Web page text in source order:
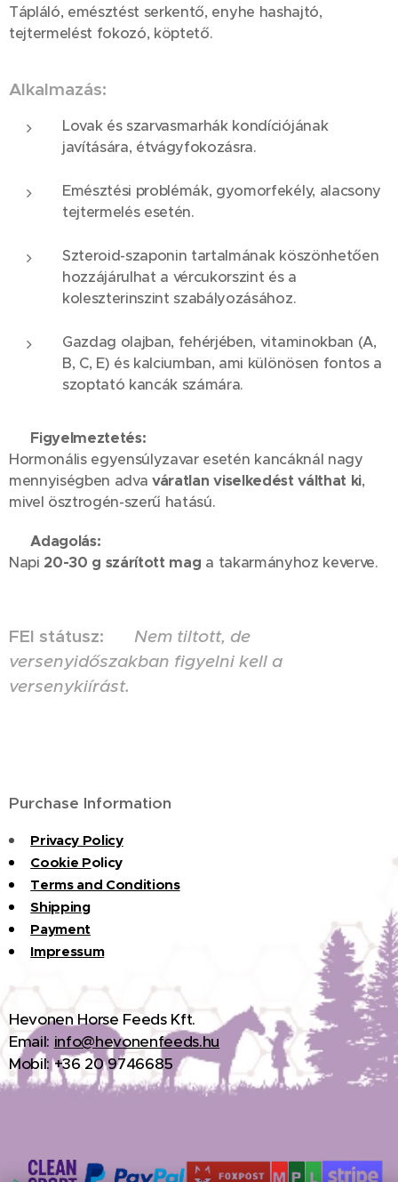
Tápláló, emésztést serkentő, enyhe hashajtó,
tejtermelést fokozó, köptető.
Alkalmazás:
Lovak és szarvasmarhák kondíciójának
javítására, étvágyfokozásra.
Emésztési problémák, gyomorfekély, alacsony
tejtermelés esetén.
Szteroid-szaponin tartalmának köszönhetően
hozzájárulhat a vércukorszint és a
koleszterinszint szabályozásához.
Gazdag olajban, fehérjében, vitaminokban (A,
B, C, E) és kalciumban, ami különösen fontos a
szoptató kancák számára.
Figyelmeztetés:
Hormonális egyensúlyzavar esetén kancáknál nagy
mennyiségben advaváratlan viselkedést válthat ki,
mivel ösztrogén-szerű hatású.
👉Adagolás:
Napi 20-30 g szárított mag a takarmányhoz keverve.
FEI státusz:
Nem tiltott, de
versenyidőszakban figyelni kell a
versenykiírást.
Purchase Information
Privacy Policy
Cookie Policy
Terms and Conditions
Shipping
Payment
Impressum
Hevonen Horse Feeds Kft.
Email: info@hevonenfeeds.hu
Mobil: +36 20 9746685